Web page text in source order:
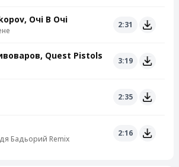
Очі В Очі 2:31
Quest Pistols 3:19
2:35
Бадьорий Remix
2:16